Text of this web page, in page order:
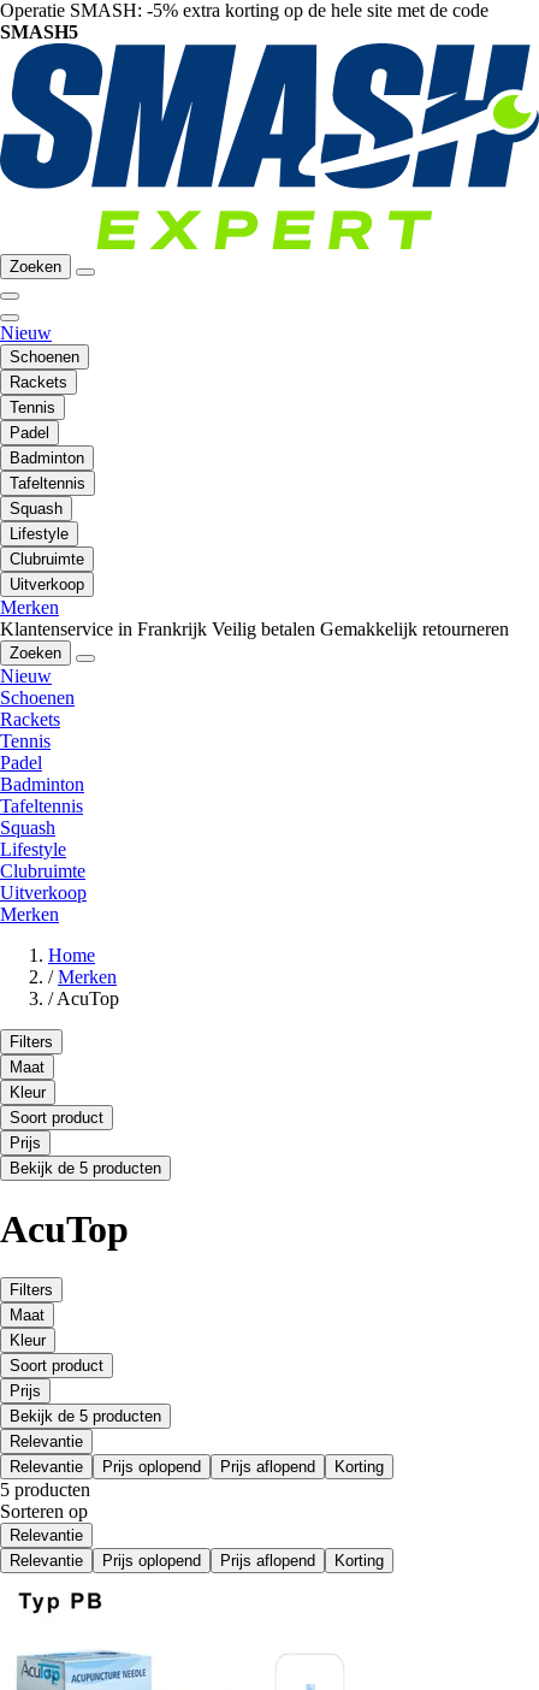
Operatie SMASH: -5% extra korting op de hele site met de code
SMASH5
Zoeken
Nieuw
Schoenen
Rackets
Tennis
Padel
Badminton
Tafeltennis
Squash
Lifestyle
Clubruimte
Uitverkoop
Merken
Klantenservice in Frankrijk Veilig betalen Gemakkelijk retourneren
Zoeken
Nieuw
Schoenen
Rackets
Tennis
Padel
Badminton
Tafeltennis
Squash
Lifestyle
Clubruimte
Uitverkoop
Merken
Home
/ Merken
/ AcuTop
Filters
Maat
Kleur
Soort product
Prijs
Bekijk de 5 producten
AcuTop
Filters
Maat
Kleur
Soort product
Prijs
Bekijk de 5 producten
Relevantie
Relevantie
Prijs oplopend Prijs aflopend Korting
5 producten
Sorteren op
Relevantie
Relevantie
Prijs oplopend Prijs aflopend Korting